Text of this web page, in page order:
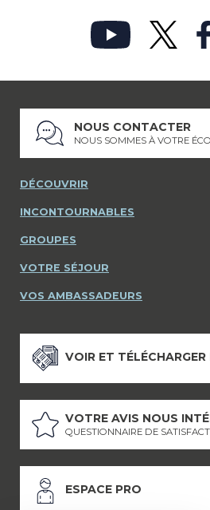
NOUS CONTACTER
NOUS SOMMES À VOTRE
DÉCOUVRIR
INCONTOURNABLES
GROUPES
VOTRE SÉJOUR
VOS AMBASSADEURS
VOIR ET
VOTRE AVIS NOUS
QUESTIONNAIRE DE
ESPACE PRO